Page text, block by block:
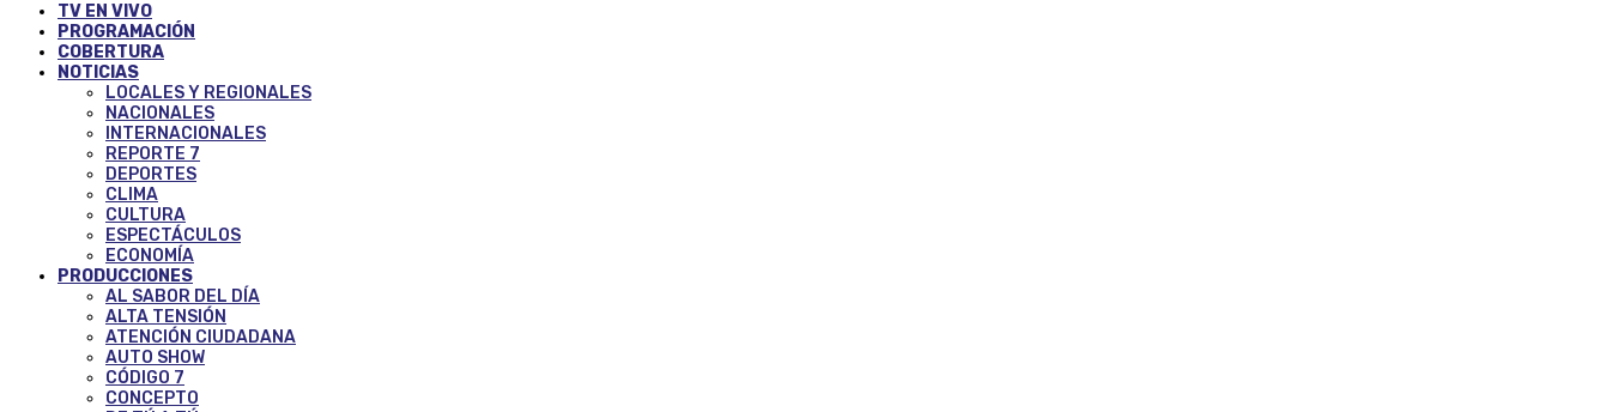
TV EN VIVO
PROGRAMACIÓN
COBERTURA
NOTICIAS
LOCALES Y REGIONALES
NACIONALES
INTERNACIONALES
REPORTE 7
DEPORTES
CLIMA
CULTURA
ESPECTÁCULOS
ECONOMÍA
PRODUCCIONES
AL SABOR DEL DÍA
ALTA TENSIÓN
ATENCIÓN CIUDADANA
AUTO SHOW
CÓDIGO 7
CONCEPTO